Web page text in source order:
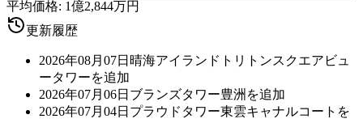
平均価格: 1億2,844万円
更新履歴
2026年08月07日 晴海アイランドトリトンスクエアビュ
ータワーを追加
2026年07月06日 ブランズタワー豊洲を追加
2026年07月04日 プラウドタワー東雲キャナルコートを